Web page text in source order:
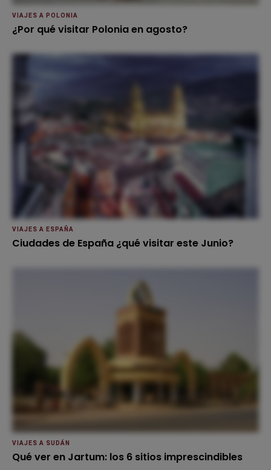
VIAJES A POLONIA
¿Por qué visitar Polonia en agosto?
VIAJES A ESPAÑA
Ciudades de España ¿qué visitar este Junio?
VIAJES A SUDÁN
Qué ver en Jartum: los 6 sitios imprescindibles